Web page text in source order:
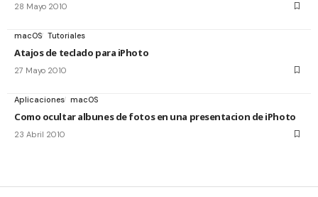
28 Mayo 2010
macOS Tutoriales
Atajos de teclado para iPhoto
27 Mayo 2010
Aplicaciones macOS
Como ocultar albunes de fotos en una presentacion de iPhoto
23 Abril 2010